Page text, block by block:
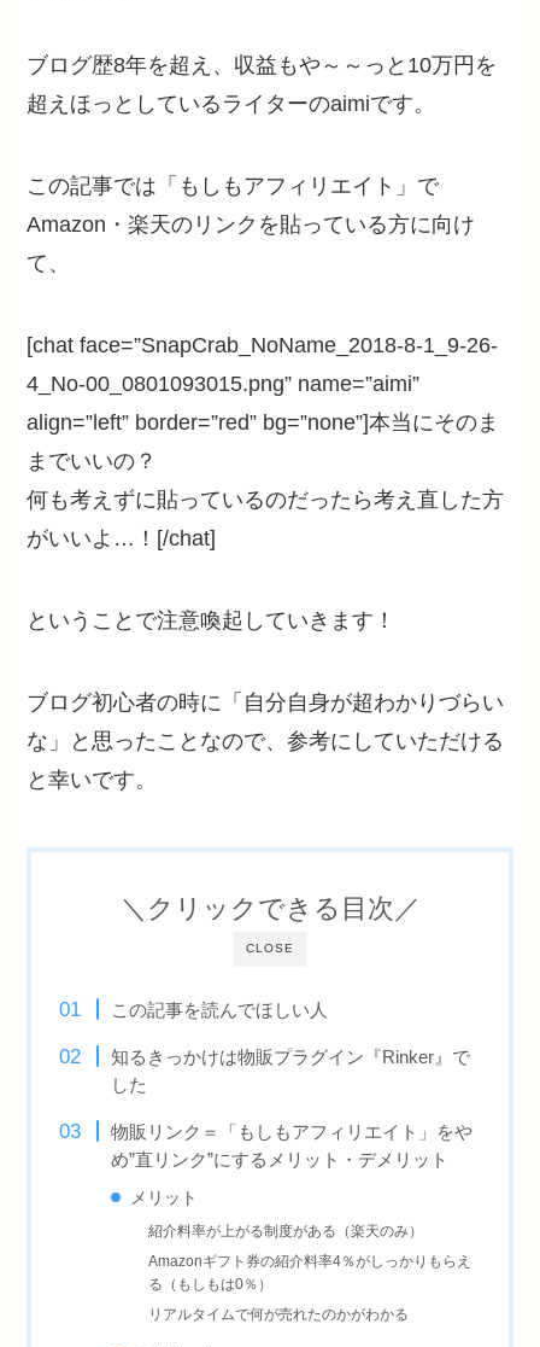
ブログ歴8年を超え、収益もや～～っと10万円を
超えほっとしているライターのaimiです。
この記事では「もしもアフィリエイト」で
Amazon・楽天のリンクを貼っている方に向け
て、
[chat face=”SnapCrab_NoName_2018-8-1_9-26-
4_No-00_0801093015.png” name=”aimi”
align=”left” border=”red” bg=”none”]本当にそのま
までいいの？
何も考えずに貼っているのだったら考え直した方
がいいよ…！[/chat]
ということで注意喚起していきます！
ブログ初心者の時に「自分自身が超わかりづらい
な」と思ったことなので、参考にしていただける
と幸いです。
CLOSE
＼クリックできる目次／
この記事を読んでほしい人
知るきっかけは物販プラグイン『Rinker』で
した
物販リンク＝「もしもアフィリエイト」をや
め”直リンク”にするメリット・デメリット
メリット
紹介料率が上がる制度がある（楽天のみ）
Amazonギフト券の紹介料率4％がしっかりもらえ
る（もしもは0％）
リアルタイムで何が売れたのかがわかる